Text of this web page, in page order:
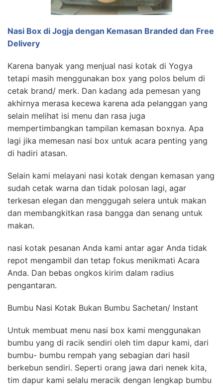
Nasi Box di Jogja dengan Kemasan Branded dan Free
Delivery
Karena banyak yang menjual nasi kotak di Yogya
tetapi masih menggunakan box yang polos belum di
cetak brand/ merk. Dan kadang ada pemesan yang
akhirnya merasa kecewa karena ada pelanggan yang
selain melihat isi menu dan rasa juga
mempertimbangkan tampilan kemasan boxnya. Apa
lagi jika memesan nasi box untuk acara penting yang
di hadiri atasan.
Selain kami melayani nasi kotak dengan kemasan yang
sudah cetak warna dan tidak polosan lagi, agar
terkesan elegan dan menggugah selera untuk makan
dan membangkitkan rasa bangga dan senang untuk
makan.
nasi kotak pesanan Anda kami antar agar Anda tidak
repot mengambil dan tetap fokus menikmati Acara
Anda. Dan bebas ongkos kirim dalam radius
pengantaran.
Bumbu Nasi Kotak Bukan Bumbu Sachetan/ Instant
Untuk membuat menu nasi box kami menggunakan
bumbu yang di racik sendiri oleh tim dapur kami, dari
bumbu- bumbu rempah yang sebagian dari hasil
berkebun sendiri. Seperti orang jawa dari nenek kita,
tim dapur kami selalu meracik dengan lengkap bumbu